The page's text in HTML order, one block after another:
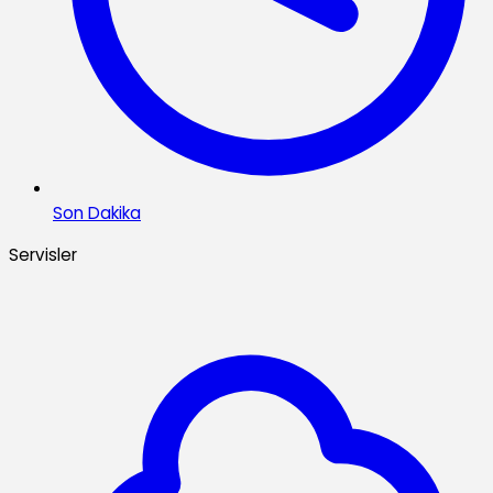
Son Dakika
Servisler